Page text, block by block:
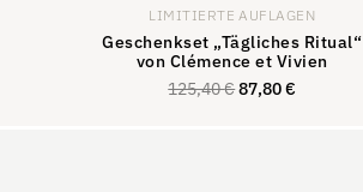
LIMITIERTE AUFLAGEN
Geschenkset „Tägliches Ritual“
von Clémence et Vivien
125,40€87,80€